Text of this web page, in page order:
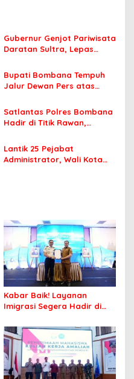
Gubernur Genjot Pariwisata
Daratan Sultra, Lepas
Tiga Kabupaten Unggulan
Bupati Bombana Tempuh
Jalur Dewan Pers atas
Korupsi Jembatan Cirauci II
Satlantas Polres Bombana
Hadir di Titik Rawan,
Sekolah dengan Aman
Lantik 25 Pejabat
Administrator, Wali Kota
Kabar Baik! Layanan
Imigrasi Segera Hadir di
Perlu Lagi ke Kendari